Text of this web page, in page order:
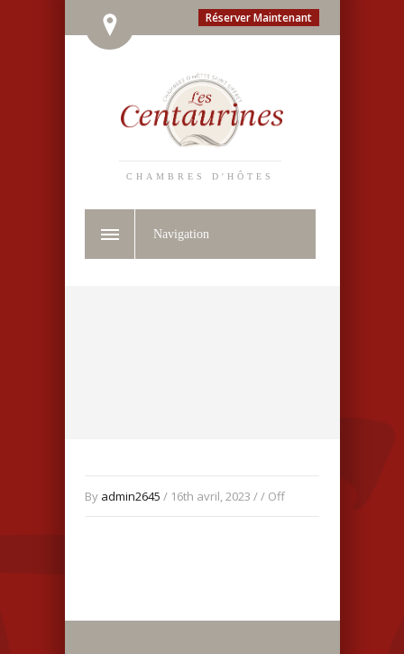
Réserver Maintenant
CHAMBRES D'HÔTES
Navigation
By admin2645 / 16th avril, 2023 / / Off